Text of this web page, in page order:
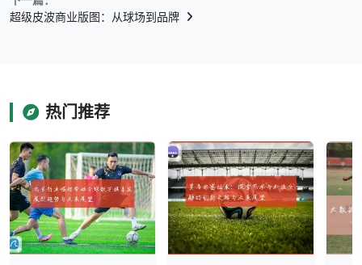
超级皮波商业版图：从球场到品牌
热门推荐